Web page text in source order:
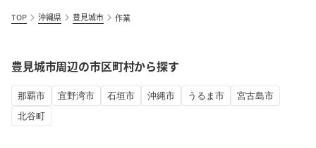
TOP 沖縄県 豊見城市 作業
豊見城市周辺の市区町村から探す
那覇市 宜野湾市 石垣市 沖縄市 うるま市
宮古島市
北谷町